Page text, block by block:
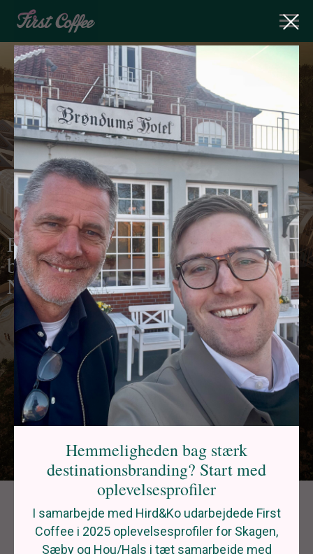
PR opgave omkring det
banebrydende event for
Nordborg Resort
Hemmeligheden bag stærk
destinationsbranding? Start med
oplevelsesprofiler
I samarbejde med Hird&Ko udarbejdede First
Coffee i 2025 oplevelsesprofiler for Skagen,
Sæby og Hou/Hals i tæt samarbejde med